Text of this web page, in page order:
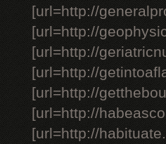
[url=http://
[url=http://
[url=http://
[url=http://
[url=http://
[url=http://
[url=http://